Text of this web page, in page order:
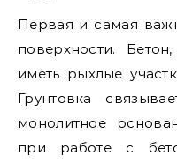
Первая и самая
поверхности.
иметь рыхлые
Грунтовка
монолитное
при работе с